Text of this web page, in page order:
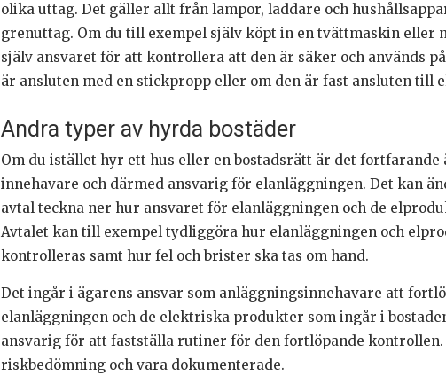
olika uttag. Det gäller allt från lampor, laddare och
grenuttag. Om du till exempel själv köpt in en tvättmaskin eller
själv ansvaret för att kontrollera att den är säker och används
är ansluten med en stickpropp eller om den är fast ansluten till
Andra typer av hyrda bostäder
Om du istället hyr ett hus eller en bostadsrätt är det fortfarande
innehavare och därmed ansvarig för elanläggningen. Det kan
avtal teckna ner hur ansvaret för elanläggningen och de
Avtalet kan till exempel tydliggöra hur elanläggningen och
kontrolleras samt hur fel och brister ska tas om hand.
Det ingår i ägarens ansvar som anläggningsinnehavare att
elanläggningen och de elektriska produkter som ingår i
ansvarig för att fastställa rutiner för den fortlöpande kontrollen.
riskbedömning och vara dokumenterade.